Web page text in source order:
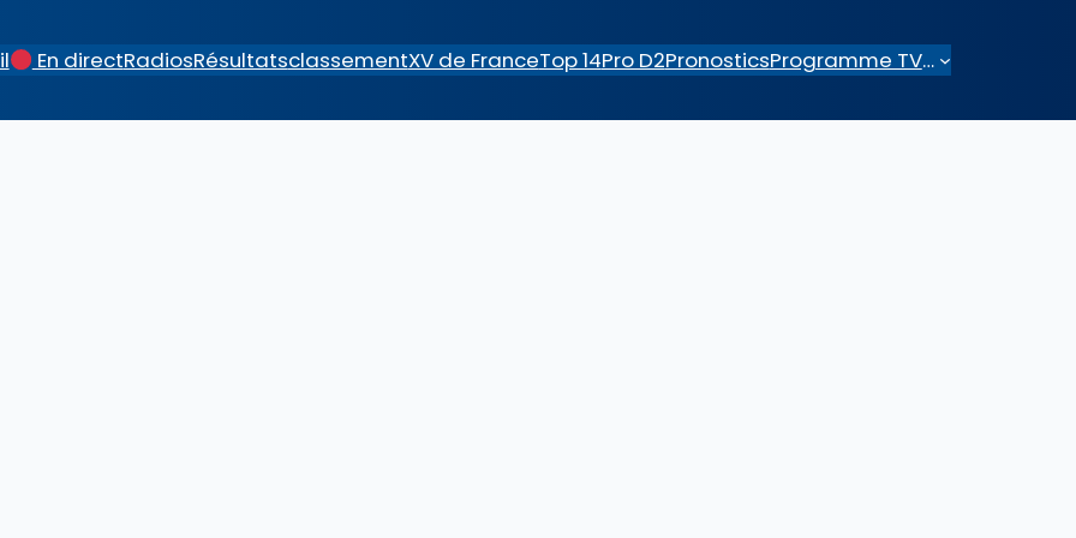
En directRadiosRésultatsclassementXV de FranceTop 14Pro D2PronosticsProgramme TV…